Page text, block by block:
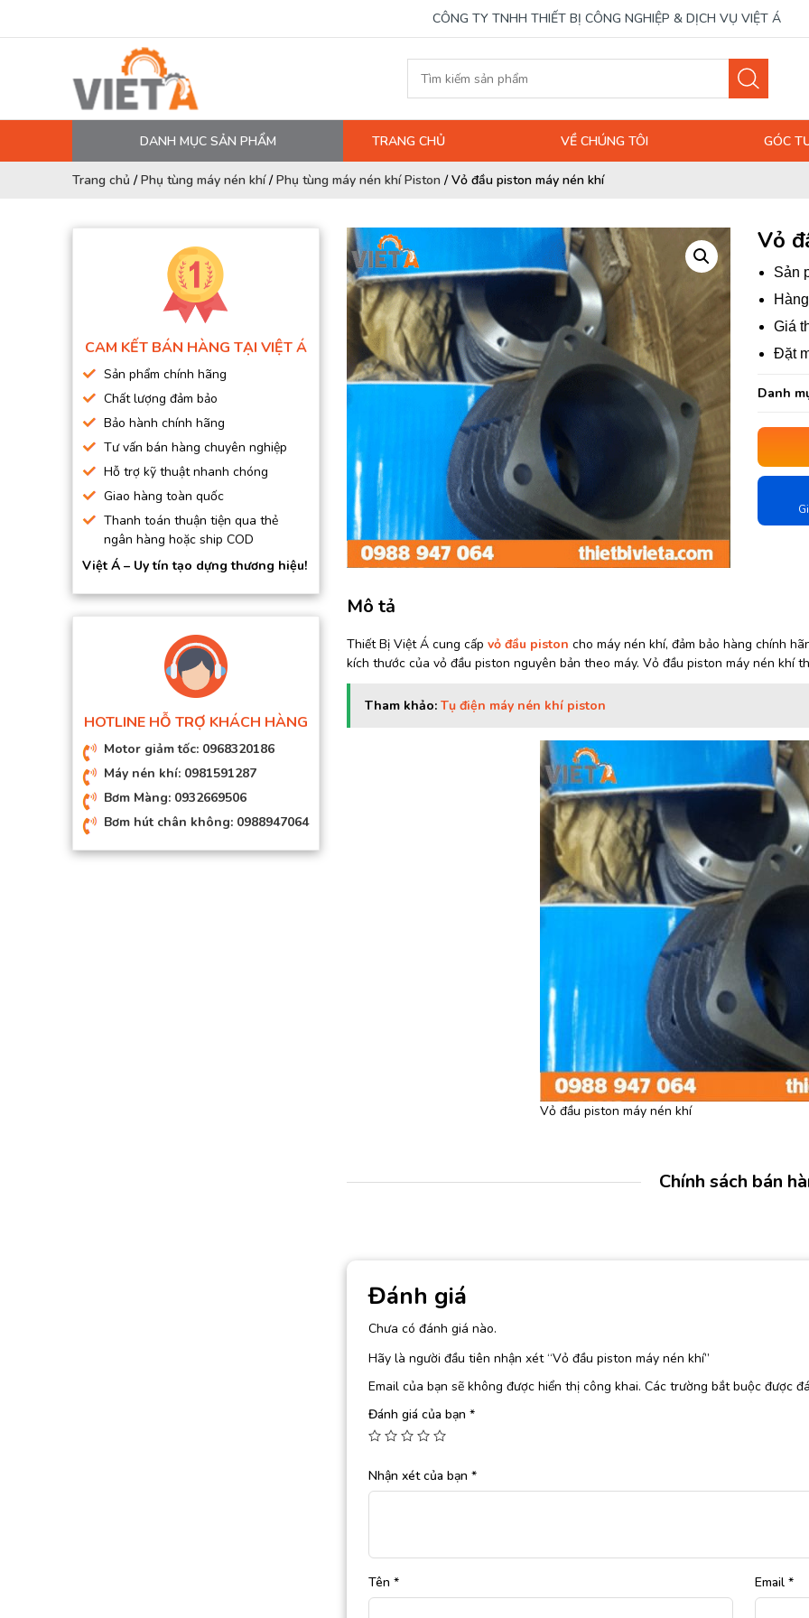
CÔNG TY TNHH THIẾT BỊ CÔNG NGHIỆP & DỊCH VỤ VIỆT Á
DANH MỤC SẢN PHẨM
MÁY NÉN KHÍ
DẦU MÁY NÉN KHÍ
DÂY HƠI, ỐNG HƠI
BƠM MÀNG KHÍ NÉN
BƠM HÚT CHÂN KHÔNG
BƠM ĐỊNH LƯỢNG
MOTOR, HỘP GIẢM TỐC
MÁY TẠO KHÍ NITO
TRANG CHỦ VỀ CHÚNG TÔI GÓC
Trang chủ /Phụ tùng máy nén khí/Phụ tùng máy nén khí Piston /Vỏ đầu piston máy nén khí
CAM KẾT BÁN HÀNG TẠI VIỆT Á
Sản phẩm chính hãng
Chất lượng đảm bảo
Bảo hành chính hãng
Tư vấn bán hàng chuyên nghiệp
Hỗ trợ kỹ thuật nhanh chóng
Giao hàng toàn quốc
Thanh toán thuận tiện qua thẻ
ngân hàng hoặc ship COD
Việt Á – Uy tín tạo dựng thương hiệu!
HOTLINE HỖ TRỢ KHÁCH HÀNG
Motor giảm tốc: 0968320186
Máy nén khí: 0981591287
Bơm Màng: 0932669506
Bơm hút chân không: 0988947064
Vỏ
Sản
Giá
Đặt
Danh
Mô tả
Thiết Bị Việt Á cung cấp vỏ đầu piston cho máy nén khí, đảm bảo hàng chính
kích thước của vỏ đầu piston nguyên bản theo máy. Vỏ đầu piston máy nén khí
Tham khảo: Tụ điện máy nén khí piston
Vỏ đầu piston máy nén khí
Chính sách bán
Đánh giá
Chưa có đánh giá nào.
Hãy là người đầu tiên nhận xét “Vỏ đầu piston máy nén khí”
Email của bạn sẽ không được hiển thị công khai. Các trường bắt buộc được
Đánh giá của bạn *
Nhận xét của bạn *
Tên * Email *